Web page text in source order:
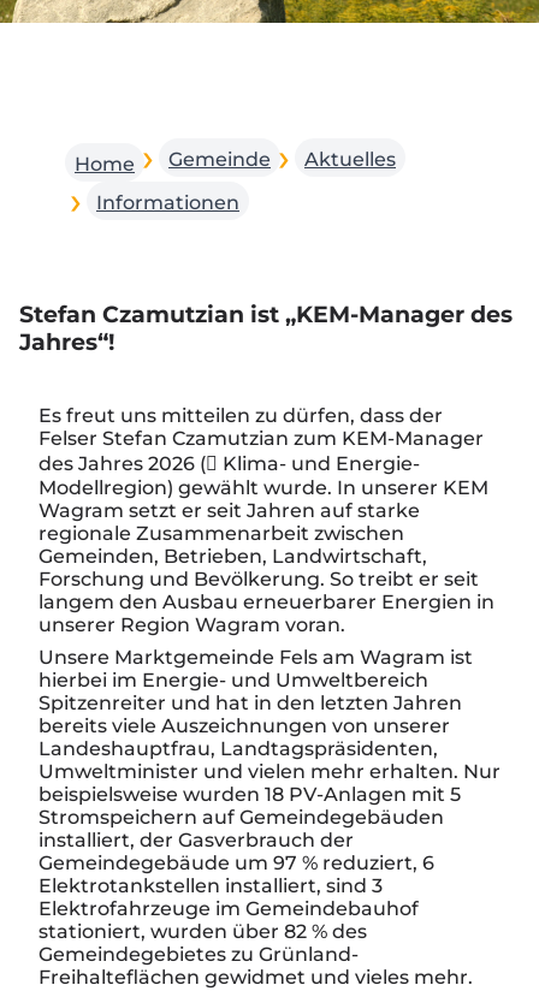
Home Gemeinde
Aktuelles
Informationen
Stefan Czamutzian ist „KEM-Manager des
Jahres“!
Es freut uns mitteilen zu dürfen, dass der
Felser Stefan Czamutzian zum KEM-Manager
des Jahres 2026 ( Klima- und Energie-
Modellregion) gewählt wurde. In unserer KEM
Wagram setzt er seit Jahren auf starke
regionale Zusammenarbeit zwischen
Gemeinden, Betrieben, Landwirtschaft,
Forschung und Bevölkerung. So treibt er seit
langem den Ausbau erneuerbarer Energien in
unserer Region Wagram voran.
Unsere Marktgemeinde Fels am Wagram ist
hierbei im Energie- und Umweltbereich
Spitzenreiter und hat in den letzten Jahren
bereits viele Auszeichnungen von unserer
Landeshauptfrau, Landtagspräsidenten,
Umweltminister und vielen mehr erhalten. Nur
beispielsweise wurden 18 PV-Anlagen mit 5
Stromspeichern auf Gemeindegebäuden
installiert, der Gasverbrauch der
Gemeindegebäude um 97 % reduziert, 6
Elektrotankstellen installiert, sind 3
Elektrofahrzeuge im Gemeindebauhof
stationiert, wurden über 82 % des
Gemeindegebietes zu Grünland-
Freihalteflächen gewidmet und vieles mehr.